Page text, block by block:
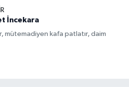
İncekara
mütemadiyen kafa patlatır, daim